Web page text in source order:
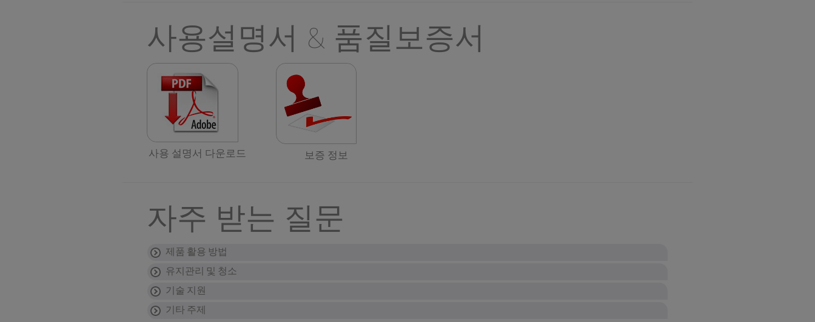
사용설명서 & 품질보증서
사용 설명서 다운로드 보증 정보
자주 받는 질문
제품 활용 방법
포트를 전자레인지에 넣고 사용해도 될까요?
안 됩니다. 포트는 절대 전자레인지 안에 넣고 사용해서는 안 됩니다.
포트를 핫초콜릿 만드는 데 사용해도 될까요?
안 됩니다. 포트는 음용수를 끓이는 용도로만 사용하십시오. 절대 우유를 가열하는 데 사용해서는 안 됩니다.
티에 설탕을 넣어도 될까요?
유지관리 및 청소
티메이커는 어떻게 청소하나요?
• 전원 연결을 해제합니다.
바스켓 구멍이 막혔습니다.
기술 지원
제품의 전원 케이블이 손상되었을 경우 어떻게 해야 하나요?
기타 주제